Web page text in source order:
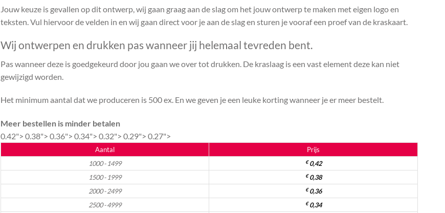
Jouw keuze is gevallen op dit ontwerp, wij gaan graag aan de slag om het jouw ontwerp te maken met eigen logo en
teksten. Vul hiervoor de velden in en wij gaan direct voor je aan de slag en sturen je vooraf een proef van de kraskaart.
Wij ontwerpen en drukken pas wanneer jij helemaal tevreden bent.
Pas wanneer deze is goedgekeurd door jou gaan we over tot drukken. De kraslaag is een vast element deze kan niet
gewijzigd worden.
Het minimum aantal dat we produceren is 500 ex. En we geven je een leuke korting wanneer je er meer bestelt.
Meer bestellen is minder betalen
0.42">0.38">0.36">0.34">0.32">0.29">0.27">
Aantal
Prijs
1000 - 1499
€0,42
1500 - 1999
€0,38
2000 - 2499
€0,36
2500 - 4999
€0,34